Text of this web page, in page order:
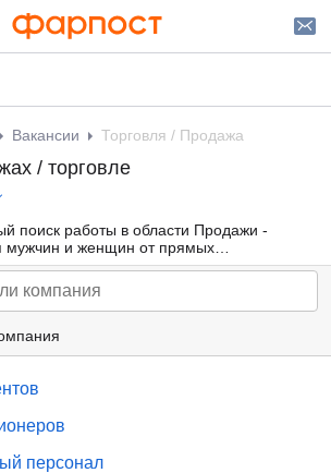
Вакансии Торговля / Продажа
/ торговле
поиск работы в области Продажи -
мужчин и женщин от прямых
от кадровых агентств. Свежие вакансии
персонал